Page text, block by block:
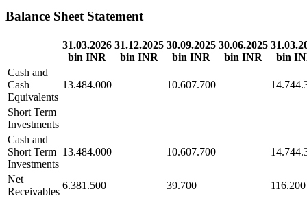
Balance Sheet Statement
31.03.2026
bin INR
31.12.2025
bin INR
30.09.2025
bin INR
30.06.2025
bin INR
bin
Cash and
Cash
Equivalents
13.484.000 10.607.700
Short Term
Investments
Cash and
Short Term
Investments
13.484.000 10.607.700
Net
Receivables
6.381.500 39.700
116.200